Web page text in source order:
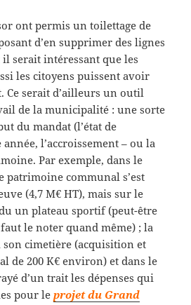
ont permis un toilettage de
d’en supprimer des lignes
serait intéressant que les
les citoyens puissent avoir
Ce serait d’ailleurs un outil
de la municipalité : une sorte
du mandat (l’état de
l’accroissement – ou la
Par exemple, dans le
patrimoine communal s’est
(4,7 M€ HT), mais sur le
un plateau sportif (peut-être
le noter quand même) ; la
cimetière (acquisition et
de 200 K€ environ) et dans le
d’un trait les dépenses qui
pour leprojet du Grand